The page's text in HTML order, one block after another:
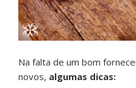
Na falta de um bom
novos, algumas dicas: